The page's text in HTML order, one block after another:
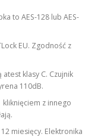
to AES-128 lub AES-
EU. Zgodność z
atest klasy C. Czujnik
110dB.
kliknięciem z innego
miesięcy. Elektronika